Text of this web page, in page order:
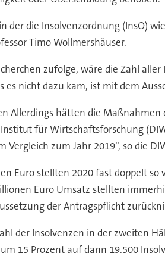
der die Insolvenzordnung (InsO)
Timo Wollmershäuser.
zufolge, wäre die Zahl
nicht dazu kam, ist mit dem
Allerdings hätten die
für Wirtschaftsforschung
zum Jahr 2019“, so die
Euro stellten 2020 fast doppelt
Euro Umsatz stellten
der Antragspflicht
der Insolvenzen in der zweiten
15 Prozent auf dann 19.500